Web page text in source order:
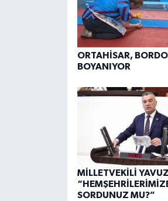
ORTAHİSAR,
BOYANIYOR
MİLLETVEKİLİ
SORDUNUZ MU?”